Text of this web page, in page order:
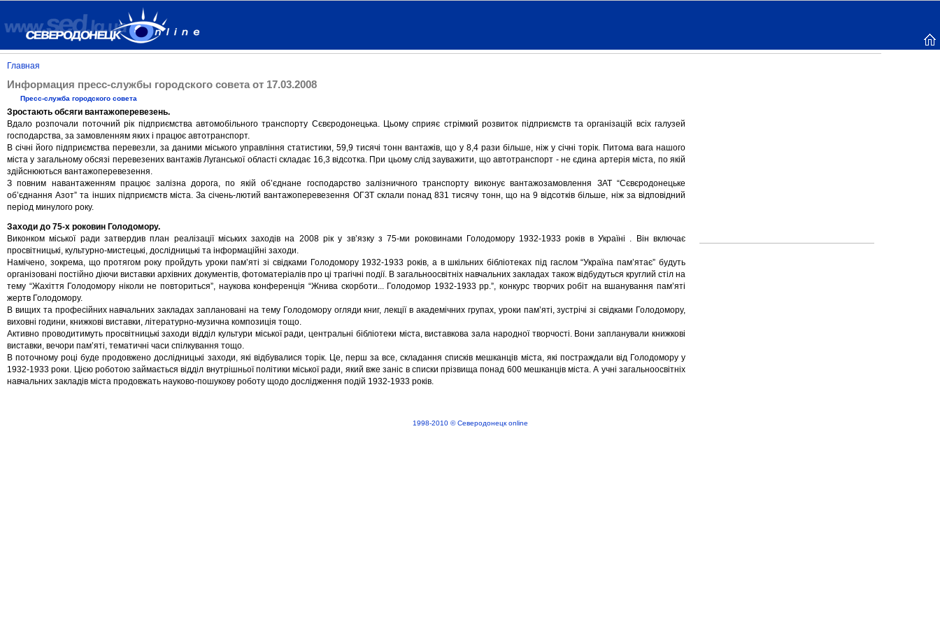
Главная
Информация пресс-службы городского совета от 17.03.2008
Пресс-служба городского совета
Зростають обсяги вантажоперевезень.
Вдало розпочали поточний рік підприємства автомобільного транспорту Сєвєродонецька. Цьому сприяє стрімкий розвиток підприємств та організацій всіх галузей
господарства, за замовленням яких і працює автотранспорт.
В січні його підприємства перевезли, за даними міського управління статистики, 59,9 тисячі тонн вантажів, що у 8,4 рази більше, ніж у січні торік. Питома вага нашого
міста у загальному обсязі перевезених вантажів Луганської області складає 16,3 відсотка. При цьому слід зауважити, що автотранспорт - не єдина артерія міста, по якій
здійснюються вантажоперевезення.
З повним навантаженням працює залізна дорога, по якій об’єднане господарство залізничного транспорту виконує вантажозамовлення ЗАТ “Сєвєродонецьке
об’єднання Азот” та інших підприємств міста. За січень-лютий вантажоперевезення ОГЗТ склали понад 831 тисячу тонн, що на 9 відсотків більше, ніж за відповідний
період минулого року.
Заходи до 75-х роковин Голодомору.
Виконком міської ради затвердив план реалізації міських заходів на 2008 рік у зв’язку з 75-ми роковинами Голодомору 1932-1933 років в Україні . Він включає
просвітницькі, культурно-мистецькі, дослідницькі та інформаційні заходи.
Намічено, зокрема, що протягом року пройдуть уроки пам’яті зі свідками Голодомору 1932-1933 років, а в шкільних бібліотеках під гаслом “Україна пам’ятає” будуть
організовані постійно діючи виставки архівних документів, фотоматеріалів про ці трагічні події. В загальноосвітніх навчальних закладах також відбудуться круглий стіл на
тему “Жахіття Голодомору ніколи не повториться”, наукова конференція “Жнива скорботи... Голодомор 1932-1933 рр.”, конкурс творчих робіт на вшанування пам’яті
жертв Голодомору.
В вищих та професійних навчальних закладах заплановані на тему Голодомору огляди книг, лекції в академічних групах, уроки пам’яті, зустрічі зі свідками Голодомору,
виховні години, книжкові виставки, літературно-музична композиція тощо.
Активно проводитимуть просвітницькі заходи відділ культури міської ради, центральні бібліотеки міста, виставкова зала народної творчості. Вони запланували книжкові
виставки, вечори пам’яті, тематичні часи спілкування тощо.
В поточному році буде продовжено дослідницькі заходи, які відбувалися торік. Це, перш за все, складання списків мешканців міста, які постраждали від Голодомору у
1932-1933 роки. Цією роботою займається відділ внутрішньої політики міської ради, який вже заніс в списки прізвища понад 600 мешканців міста. А учні загальноосвітніх
навчальних закладів міста продовжать науково-пошукову роботу щодо дослідження подій 1932-1933 років.
1998-2010 © Северодонецк online